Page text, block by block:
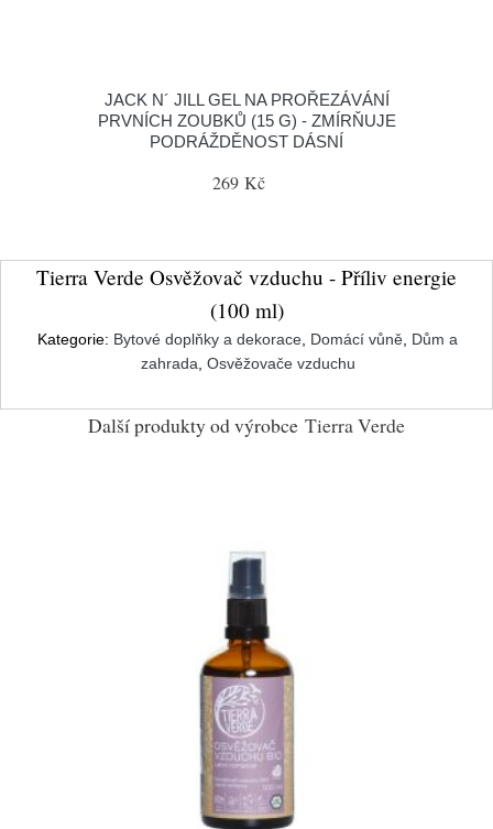
JACK N´ JILL GEL NA PROŘEZÁVÁNÍ
PRVNÍCH ZOUBKŮ (15 G) - ZMÍRŇUJE
PODRÁŽDĚNOST DÁSNÍ
269 Kč
Tierra Verde Osvěžovač vzduchu - Příliv energie
(100 ml)
Kategorie: Bytové doplňky a dekorace Domácí vůně Dům a
zahrada Osvěžovače vzduchu
Další produkty od výrobce Tierra Verde